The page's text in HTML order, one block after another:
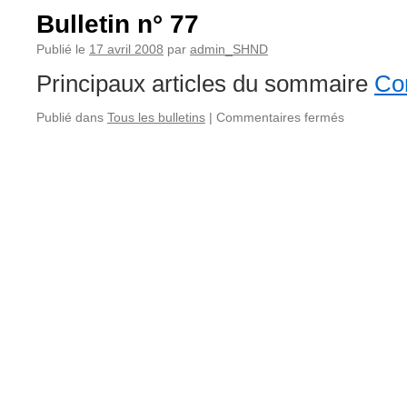
Bulletin n° 77
Publié le 17 avril 2008 par admin_SHND
Principaux articles du sommaire
Publié dans Tous les bulletins | Commentaires ferméssur